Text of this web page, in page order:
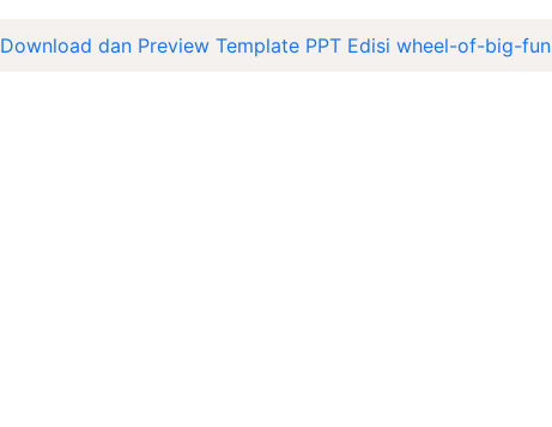
Download dan Preview Template PPT Edisi wheel-of-big-fun